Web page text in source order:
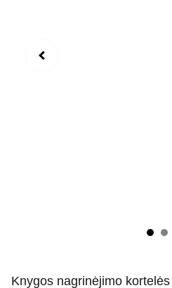
Knygos nagrinėjimo kortelės